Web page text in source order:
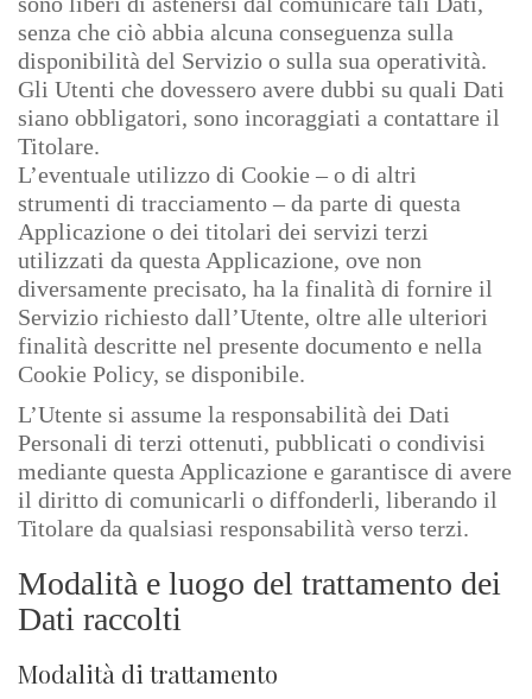
senza che ciò abbia alcuna conseguenza sulla
disponibilità del Servizio o sulla sua operatività.
Gli Utenti che dovessero avere dubbi su quali Dati
siano obbligatori, sono incoraggiati a contattare il
Titolare.
L’eventuale utilizzo di Cookie – o di altri
strumenti di tracciamento – da parte di questa
Applicazione o dei titolari dei servizi terzi
utilizzati da questa Applicazione, ove non
diversamente precisato, ha la finalità di fornire il
Servizio richiesto dall’Utente, oltre alle ulteriori
finalità descritte nel presente documento e nella
Cookie Policy, se disponibile.
L’Utente si assume la responsabilità dei Dati
Personali di terzi ottenuti, pubblicati o condivisi
mediante questa Applicazione e garantisce di avere
il diritto di comunicarli o diffonderli, liberando il
Titolare da qualsiasi responsabilità verso terzi.
Modalità e luogo del trattamento dei
Dati raccolti
Modalità di trattamento